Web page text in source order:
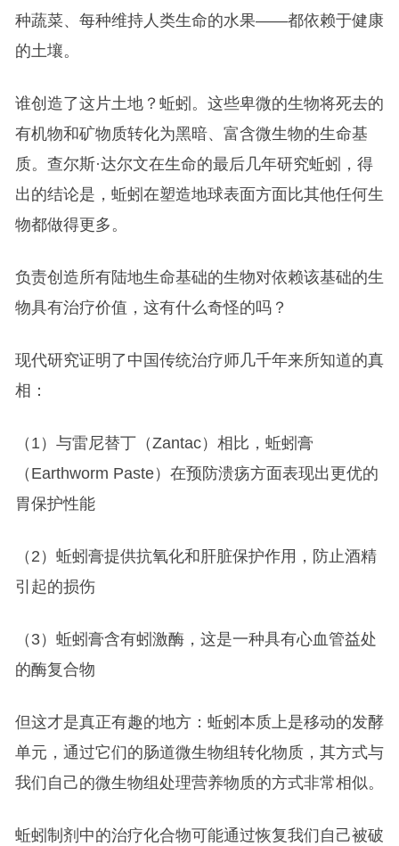
种蔬菜、每种维持人类生命的水果——都依赖于健康
的土壤。
谁创造了这片土地？蚯蚓。这些卑微的生物将死去的
有机物和矿物质转化为黑暗、富含微生物的生命基
质。查尔斯·达尔文在生命的最后几年研究蚯蚓，得
出的结论是，蚯蚓在塑造地球表面方面比其他任何生
物都做得更多。
负责创造所有陆地生命基础的生物对依赖该基础的生
物具有治疗价值，这有什么奇怪的吗？
现代研究证明了中国传统治疗师几千年来所知道的真
相：
（1）与雷尼替丁（Zantac）相比，蚯蚓膏
（Earthworm Paste）在预防溃疡方面表现出更优的
胃保护性能
（2）蚯蚓膏提供抗氧化和肝脏保护作用，防止酒精
引起的损伤
（3）蚯蚓膏含有蚓激酶，这是一种具有心血管益处
的酶复合物
但这才是真正有趣的地方：蚯蚓本质上是移动的发酵
单元，通过它们的肠道微生物组转化物质，其方式与
我们自己的微生物组处理营养物质的方式非常相似。
蚯蚓制剂中的治疗化合物可能通过恢复我们自己被破